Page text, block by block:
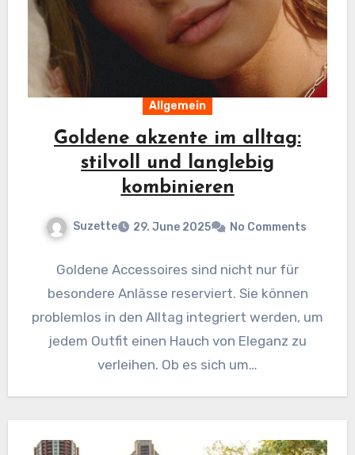
Allgemein
Goldene akzente im alltag:
stilvoll und langlebig
kombinieren
Suzette 29. June 2025 No Comments
Goldene Accessoires sind nicht nur für
besondere Anlässe reserviert. Sie können
problemlos in den Alltag integriert werden, um
jedem Outfit einen Hauch von Eleganz zu
verleihen. Ob es sich um…